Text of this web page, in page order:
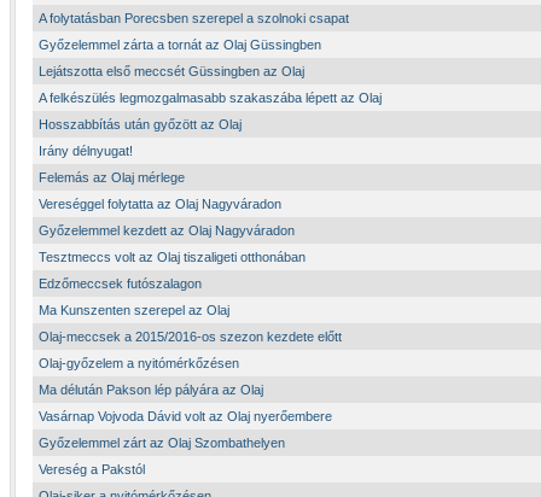
A folytatásban Porecsben szerepel a szolnoki csapat
Győzelemmel zárta a tornát az Olaj Güssingben
Lejátszotta első meccsét Güssingben az Olaj
A felkészülés legmozgalmasabb szakaszába lépett az Olaj
Hosszabbítás után győzött az Olaj
Irány délnyugat!
Felemás az Olaj mérlege
Vereséggel folytatta az Olaj Nagyváradon
Győzelemmel kezdett az Olaj Nagyváradon
Tesztmeccs volt az Olaj tiszaligeti otthonában
Edzőmeccsek futószalagon
Ma Kunszenten szerepel az Olaj
Olaj-meccsek a 2015/2016-os szezon kezdete előtt
Olaj-győzelem a nyitómérkőzésen
Ma délután Pakson lép pályára az Olaj
Vasárnap Vojvoda Dávid volt az Olaj nyerőembere
Győzelemmel zárt az Olaj Szombathelyen
Vereség a Pakstól